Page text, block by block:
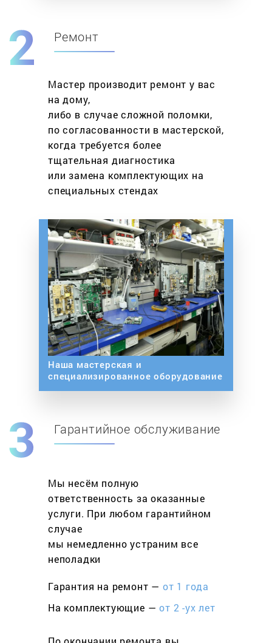
Ремонт
Мастер производит ремонт у вас
на дому,
либо в случае сложной поломки,
по согласованности в мастерской,
когда требуется более
тщательная диагностика
или замена комплектующих на
специальных стендах
Наша мастерская и
специализированное оборудование
Гарантийное обслуживание
Мы несём полную
ответственность за оказанные
услуги. При любом гарантийном
cлучае
мы немедленно устраним все
неполадки
Гарантия на ремонт — от 1 года
На комплектующие —от 2 -ух лет